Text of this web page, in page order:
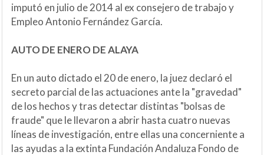
imputó en julio de 2014 al ex consejero de trabajo y
Empleo Antonio Fernández García.
AUTO DE ENERO DE ALAYA
En un auto dictado el 20 de enero, la juez declaró el
secreto parcial de las actuaciones ante la "gravedad"
de los hechos y tras detectar distintas "bolsas de
fraude" que le llevaron a abrir hasta cuatro nuevas
líneas de investigación, entre ellas una concerniente a
las ayudas a la extinta Fundación Andaluza Fondo de